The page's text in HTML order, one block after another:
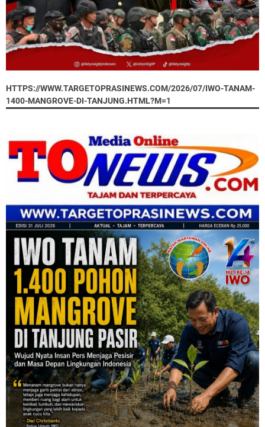
HTTPS://WWW.TARGETOPRASINEWS.COM/2026/07/IWO-TANAM-
1400-MANGROVE-DI-TANJUNG.HTML?M=1